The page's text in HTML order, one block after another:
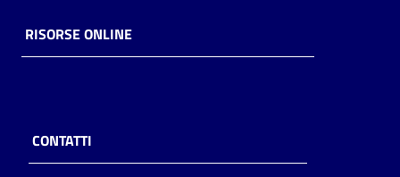
RISORSE ONLINE
CONTATTI